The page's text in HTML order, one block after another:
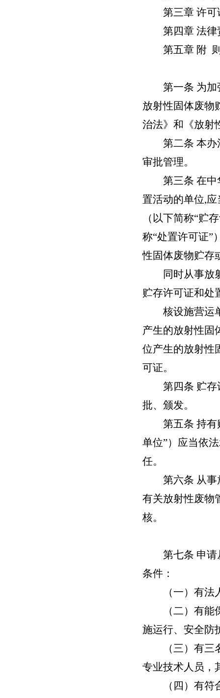
第三章 许可
第四章 法律
第五章 附
第一条 为加
放射性固体废物
治法》和《放射
第二条 本办
审批管理。
第三条 在中
置活动的单位,
（以下简称“贮
称“处置许可证”
性固体废物贮存
同时从事放射
贮存许可证和处
核设施营运单
产生的放射性固
位产生的放射性
可证。
第四条 贮
批、颁发。
第五条 持有
单位”）应当依
任。
第六条 从
有关放射性废物
核。
第七条 申请
条件：
（一）有法
（二）有能保
施运行、安全防
（三）有三名
专业技术人员，
（四）有符合